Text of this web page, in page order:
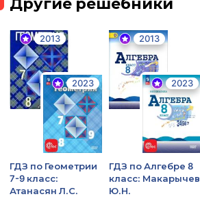
Другие решебники
2013
2023
ГДЗ по Геометрии
7-9 класс:
Атанасян Л.С.
2013
2023
ГДЗ по Алгебре 8
класс: Макарычев
Ю.Н.